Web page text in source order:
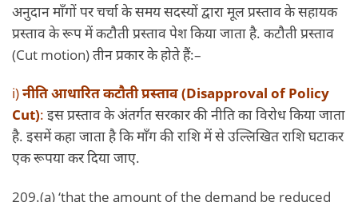
अनुदान माँगों पर चर्चा के समय सदस्यों द्वारा मूल प्रस्ताव के सहायक
प्रस्ताव के रूप में कटौती प्रस्ताव पेश किया जाता है. कटौती प्रस्ताव
(Cut motion) तीन प्रकार के होते हैं:–
i)नीति आधारित कटौती प्रस्ताव (Disapproval of Policy
Cut): इस प्रस्ताव के अंतर्गत सरकार की नीति का विरोध किया जाता
है. इसमें कहा जाता है कि माँग की राशि में से उल्लिखित राशि घटाकर
एक रूपया कर दिया जाए.
209.(a) ‘that the amount of the demand be reduced